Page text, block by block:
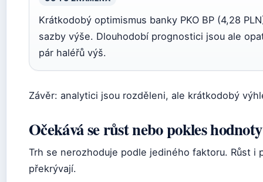
Krátkodobý optimismus banky PKO BP (4,28
sazby výše. Dlouhodobí prognostici jsou ale
pár haléřů výš.
Závěr: analytici jsou rozděleni, ale krátkodobý
Očekává se růst nebo pokles
Trh se nerozhoduje podle jediného faktoru. Růst i
překrývají.